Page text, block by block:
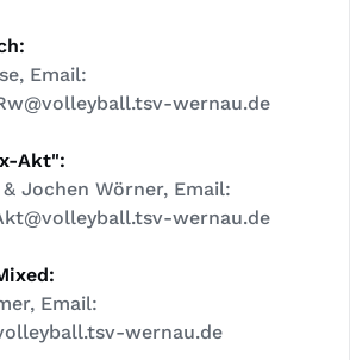
Email:
wernau.de
Akt":
Jochen Wörner, Email:
wernau.de
Email:
wernau.de